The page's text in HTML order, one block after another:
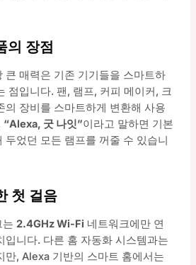
의 장점
큰 매력은 기존 기기들을 스마트하
점입니다. 팬, 램프, 커피 메이커, 크
의 장비를 스마트하게 변환해 사용
“Alexa, 굿 나잇”이라고 말하면 기본
두었던 모든 램프를 꺼줄 수 있습니
첫 걸음
는 2.4GHz Wi-Fi 네트워크에만 연
입니다. 다른 홈 자동화 시스템과는
만, Alexa 기반의 스마트 홈에서는